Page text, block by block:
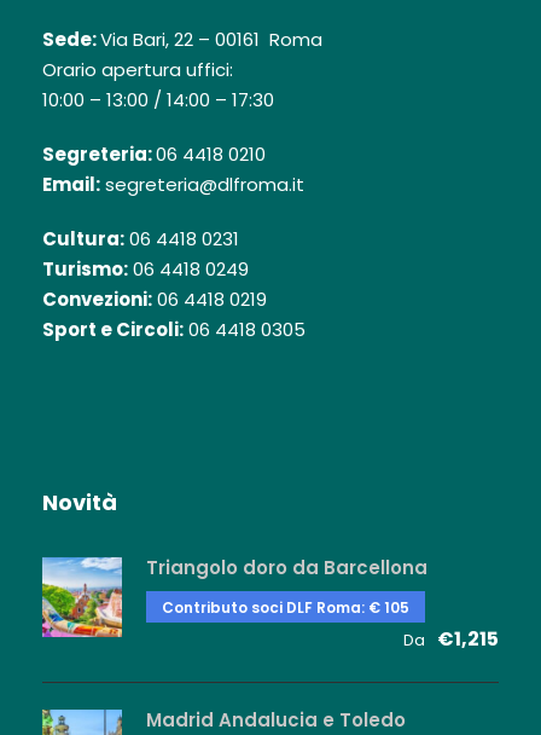
Sede:Via Bari, 22 – 00161 Roma
Orario apertura uffici:
10:00 – 13:00 / 14:00 – 17:30
Segreteria:06 4418 0210
Email:segreteria@dlfroma.it
Cultura:06 4418 0231
Turismo:06 4418 0249
Convezioni:06 4418 0219
Sport e Circoli:06 4418 0305
Novità
Triangolo doro da Barcellona
Contributo soci DLF Roma: € 105
Da €1,215
Madrid Andalucia e Toledo